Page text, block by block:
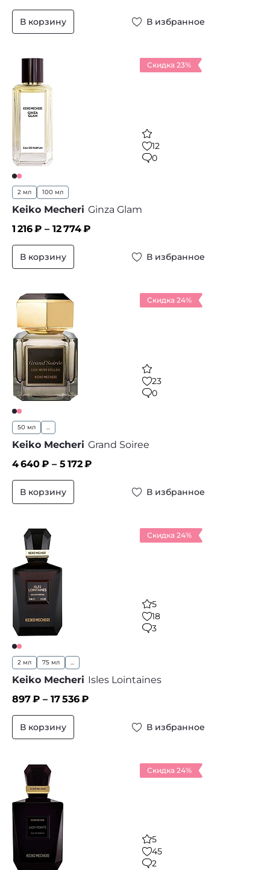
В корзину В избранное
Скидка 23%
12
0
2 мл 100 мл
Keiko Mecheri Ginza Glam
1 216₽ – 12 774₽
В корзину В избранное
Скидка 24%
23
0
50 мл ...
Keiko Mecheri Grand Soiree
4 640₽ – 5 172₽
В корзину В избранное
Скидка 24%
5
18
3
2 мл 75 мл ...
Keiko Mecheri Isles Lointaines
897₽ – 17 536₽
В корзину В избранное
Скидка 24%
5
45
2